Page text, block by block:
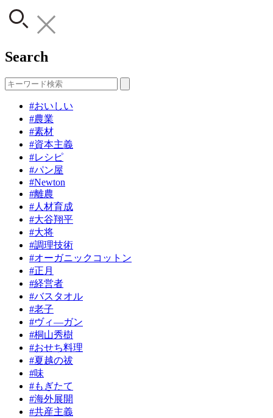
Search
#おいしい
#農業
#素材
#資本主義
#レシピ
#パン屋
#Newton
#離農
#人材育成
#大谷翔平
#大将
#調理技術
#オーガニックコットン
#正月
#経営者
#バスタオル
#老子
#ヴィ―ガン
#桐山秀樹
#おせち料理
#夏越の祓
#味
#もぎたて
#海外展開
#共産主義